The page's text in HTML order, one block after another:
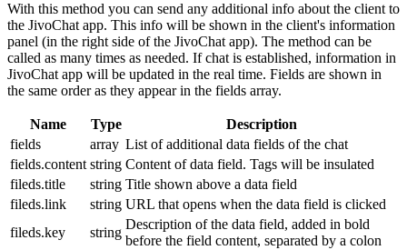
With this method you can send any additional info about the client to
the JivoChat app. This info will be shown in the client's information
panel (in the right side of the JivoChat app). The method can be
called as many times as needed. If chat is established, information in
JivoChat app will be updated in the real time. Fields are shown in
the same order as they appear in the fields array.
Name Type
Description
fields
array List of additional data fields of the chat
fields.content string Content of data field. Tags will be insulated
fileds.title
string Title shown above a data field
fileds.link
string URL that opens when the data field is clicked
fileds.key
string
Description of the data field, added in bold
before the field content, separated by a colon